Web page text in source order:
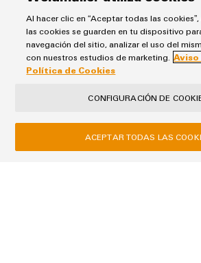
Empresa
Al hacer clic en “Aceptar todas las
las cookies se guarden en tu dispositivo
navegación del sitio, analizar el uso del
con nuestros estudios de marketing.
Política de Cookies
CONFIGURACIÓN DE
ACEPTAR TODAS LAS